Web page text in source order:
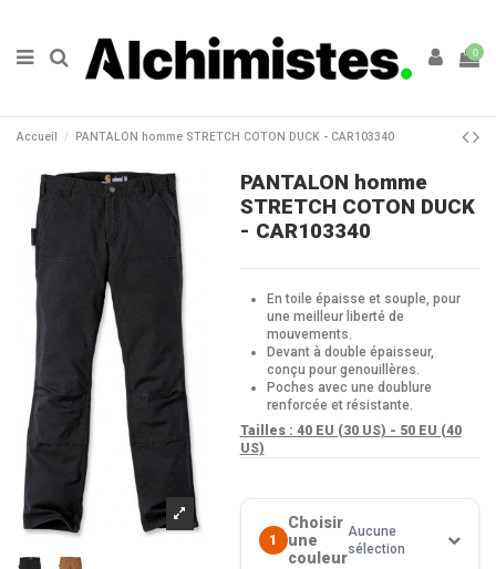
0
Accueil PANTALON homme STRETCH COTON DUCK - CAR103340
PANTALON homme
STRETCH COTON DUCK
- CAR103340
En toile épaisse et souple, pour
une meilleur liberté de
mouvements.
Devant à double épaisseur,
conçu pour genouillères.
Poches avec une doublure
renforcée et résistante.
Tailles : 40 EU (30 US) - 50 EU (40
US)
1
Choisir
une
couleur
Aucune
sélection